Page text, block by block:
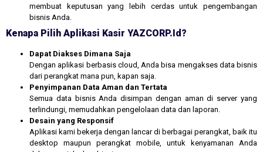
membuat keputusan yang lebih cerdas untuk pengembangan
bisnis Anda.
Kenapa Pilih Aplikasi Kasir YAZCORP.id?
Dapat Diakses Dimana Saja
Dengan aplikasi berbasis cloud, Anda bisa mengakses data bisnis
dari perangkat mana pun, kapan saja.
Penyimpanan Data Aman dan Tertata
Semua data bisnis Anda disimpan dengan aman di server yang
terlindungi, memudahkan pengelolaan data dan laporan.
Desain yang Responsif
Aplikasi kami bekerja dengan lancar di berbagai perangkat, baik itu
desktop maupun perangkat mobile, untuk kenyamanan Anda